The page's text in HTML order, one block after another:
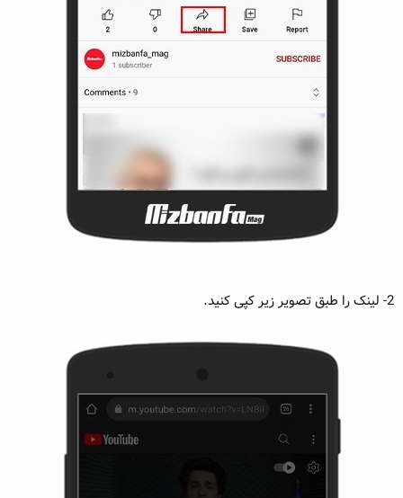
2- لینک را طبق تصویر زیر کپی کنید.